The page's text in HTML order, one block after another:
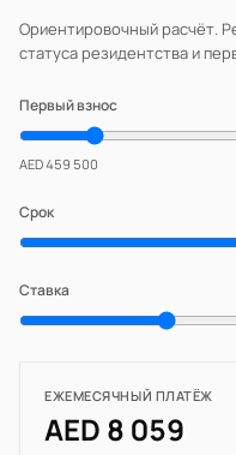
Ориентировочный расчёт.
статуса резидентства и
Первый взнос
AED 459 500
Срок
Ставка
ЕЖЕМЕСЯЧНЫЙ ПЛАТЁЖ
AED 8 059